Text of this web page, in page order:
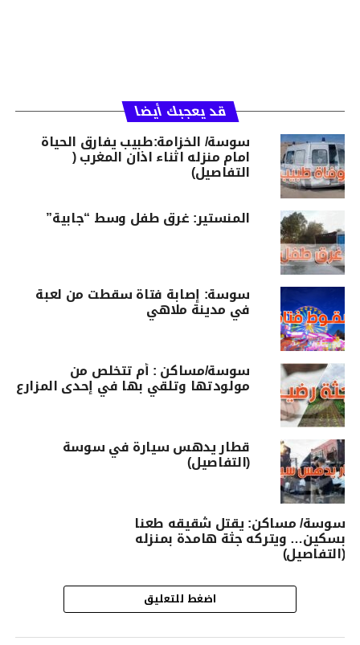
قد يعجبك أيضا
سوسة/ الخزامة:طبيب يفارق الحياة
امام منزله اثناء اذان المغرب (
التفاصيل)
المنستير: غرق طفل وسط “جابية”
سوسة: إصابة فتاة سقطت من لعبة
في مدينة ملاهي
سوسة/مساكن : أم تتخلص من
مولودتها وتلقي بها في إحدى المزارع
قطار يدهس سيارة في سوسة
(التفاصيل)
سوسة/ مساكن: يقتل شقيقه طعنا
بسكين… ويتركه جثة هامدة بمنزله
(التفاصيل)
اضغط للتعليق